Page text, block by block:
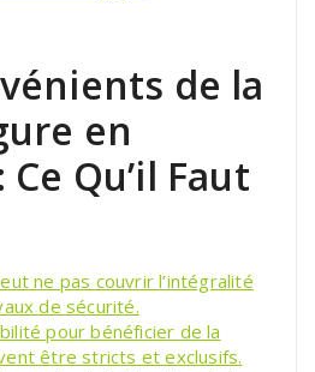
de la
en
Qu’il Faut
ne pas couvrir l’intégralité
de sécurité.
pour bénéficier de la
être stricts et exclusifs.